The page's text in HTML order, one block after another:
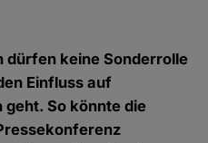
dürfen keine Sonderrolle
Einfluss auf
So könnte die